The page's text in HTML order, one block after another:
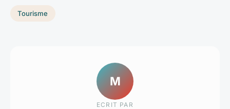
Tourisme
M
ECRIT PAR